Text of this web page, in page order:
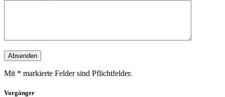
Mit * markierte Felder sind Pflichtfelder.
Vorgänger